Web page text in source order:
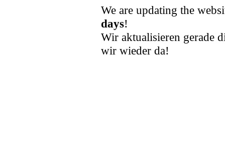
We are updating the
days!
Wir aktualisieren gerade
wir wieder da!